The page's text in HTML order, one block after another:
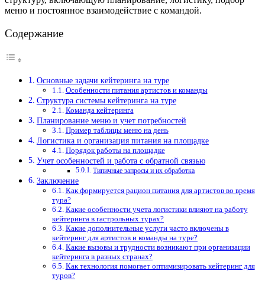
меню и постоянное взаимодействие с командой.
Содержание
Основные задачи кейтеринга на туре
Особенности питания артистов и команды
Структура системы кейтеринга на туре
Команда кейтеринга
Планирование меню и учет потребностей
Пример таблицы меню на день
Логистика и организация питания на площадке
Порядок работы на площадке
Учет особенностей и работа с обратной связью
Типичные запросы и их обработка
Заключение
Как формируется рацион питания для артистов во время
тура?
Какие особенности учета логистики влияют на работу
кейтеринга в гастрольных турах?
Какие дополнительные услуги часто включены в
кейтеринг для артистов и команды на туре?
Какие вызовы и трудности возникают при организации
кейтеринга в разных странах?
Как технология помогает оптимизировать кейтеринг для
туров?